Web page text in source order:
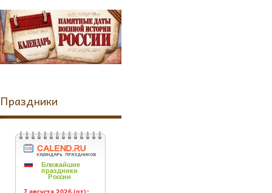
Праздники